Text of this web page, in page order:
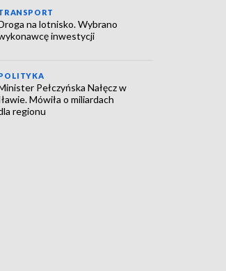
na lotnisko. Wybrano
inwestycji
Pełczyńska Nałęcz w
Mówiła o miliardach
regionu